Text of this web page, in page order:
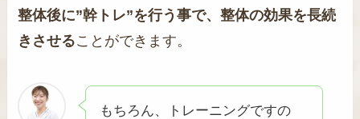
整体後に”幹トレ”を行う事で、整体の効果を長続
きさせることができます。
もちろん、トレーニングですの